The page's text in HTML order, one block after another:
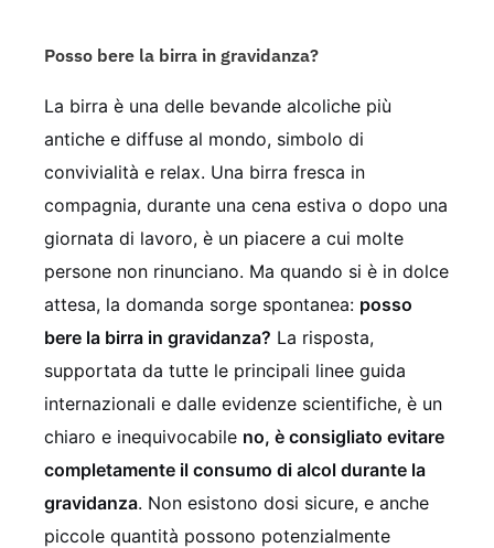
Posso bere la birra in gravidanza?
La birra è una delle bevande alcoliche più
antiche e diffuse al mondo, simbolo di
convivialità e relax. Una birra fresca in
compagnia, durante una cena estiva o dopo una
giornata di lavoro, è un piacere a cui molte
persone non rinunciano. Ma quando si è in dolce
attesa, la domanda sorge spontanea: posso
bere la birra in gravidanza? La risposta,
supportata da tutte le principali linee guida
internazionali e dalle evidenze scientifiche, è un
chiaro e inequivocabile no, è consigliato evitare
completamente il consumo di alcol durante la
gravidanza. Non esistono dosi sicure, e anche
piccole quantità possono potenzialmente